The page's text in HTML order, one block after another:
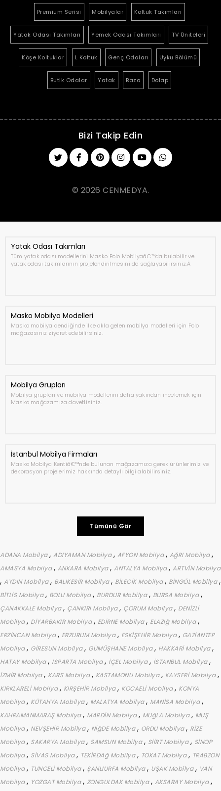
Premium Serisi Mobilyalar Koltuk Takımları
Yatak Odası Takımları Yemek Odası Takımları TV Üniteleri
Köşe Koltuklar L Koltuk Genç Odaları Uyku Bölümü
Butik Odalar Yatak Baza Dolap
Bizi Takip Edin
© 2026 CENMEDYA.
Yatak Odası Takımları
Tüm yatak odası modellerini Masko Polo Mobilyaâ€™da bulabilir ve
yatak odası takımlarının projelendirilmesini de sağlayabilirsiniz.Â
Masko Mobilya Modelleri
Masko mobilya dendiğinde ilke akla gelen mobilya modelleri için Polo
mağazasınız ziyaret edebilirsiniz.
Mobilya Grupları
Mobilya grupları ve mobilya modellerini daha yakından incelemek için
Masko mağazamıza davetlisiniz.
İstanbul Mobilya Firmaları
Masko Mobilya Kentiâ€™nde bulunan mağazamıza gerek ürünlerimiz ve
dekorasyon projelerimiz hakkında detaylı bilgi alabilirsiniz.
Tümünü Gör
ADANA Mobilya, ADIYAMAN Mobilya, AFYON Mobilya, AğRI Mobilya,
AMASYA Mobilya, ANKARA Mobilya, ANTALYA Mobilya, ARTVİN Mobilya
, AYDIN Mobilya, BALIKESİR Mobilya, BİLECİK Mobilya, BİNGÖL Mobilya,
BİTLİS Mobilya, BOLU Mobilya, BURDUR Mobilya, BURSA Mobilya,
ÇANAKKALE Mobilya, ÇANKIRI Mobilya, ÇORUM Mobilya, DENİZLİ
Mobilya, DİYARBAKIR Mobilya, EDİRNE Mobilya, ELAZIğ Mobilya,
ERZİNCAN Mobilya, ERZURUM Mobilya, ESKİŞEHİR Mobilya, GAZİANTEP
Mobilya, GİRESUN Mobilya, GÜMÜŞHANE Mobilya, HAKKARİ Mobilya,
HATAY Mobilya, ISPARTA Mobilya, İÇEL Mobilya, İSTANBUL Mobilya,
İZMİR Mobilya, KARS Mobilya, KASTAMONU Mobilya, KAYSERİ Mobilya,
KIRKLARELİ Mobilya, KIRŞEHİR Mobilya, KOCAELİ Mobilya, KONYA
Mobilya, KÜTAHYA Mobilya, MALATYA Mobilya, MANİSA Mobilya,
KAHRAMANMARAŞ Mobilya, MARDİN Mobilya, MUğLA Mobilya, MUŞ
Mobilya, NEVŞEHİR Mobilya, NİğDE Mobilya, ORDU Mobilya, RİZE
Mobilya, SAKARYA Mobilya, SAMSUN Mobilya, SİİRT Mobilya, SİNOP
Mobilya, SİVAS Mobilya, TEKİRDAğ Mobilya, TOKAT Mobilya, TRABZON
Mobilya, TUNCELİ Mobilya, ŞANLIURFA Mobilya, UŞAK Mobilya, VAN
Mobilya, YOZGAT Mobilya, ZONGULDAK Mobilya, AKSARAY Mobilya,